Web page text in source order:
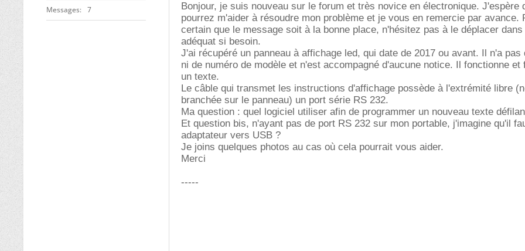
Messages 7
Bonjour, je suis nouveau sur le forum et très novice en électronique. J'espère
pourrez m'aider à résoudre mon problème et je vous en remercie par avance.
certain que le message soit à la bonne place, n'hésitez pas à le déplacer
adéquat si besoin.
J'ai récupéré un panneau à affichage led, qui date de 2017 ou avant. Il n'a pas
ni de numéro de modèle et n'est accompagné d'aucune notice. Il fonctionne et
un texte.
Le câble qui transmet les instructions d'affichage possède à l'extrémité libre
branchée sur le panneau) un port série RS 232.
Ma question : quel logiciel utiliser afin de programmer un nouveau texte
Et question bis, n'ayant pas de port RS 232 sur mon portable, j'imagine qu'il
adaptateur vers USB ?
Je joins quelques photos au cas où cela pourrait vous aider.
Merci
-----